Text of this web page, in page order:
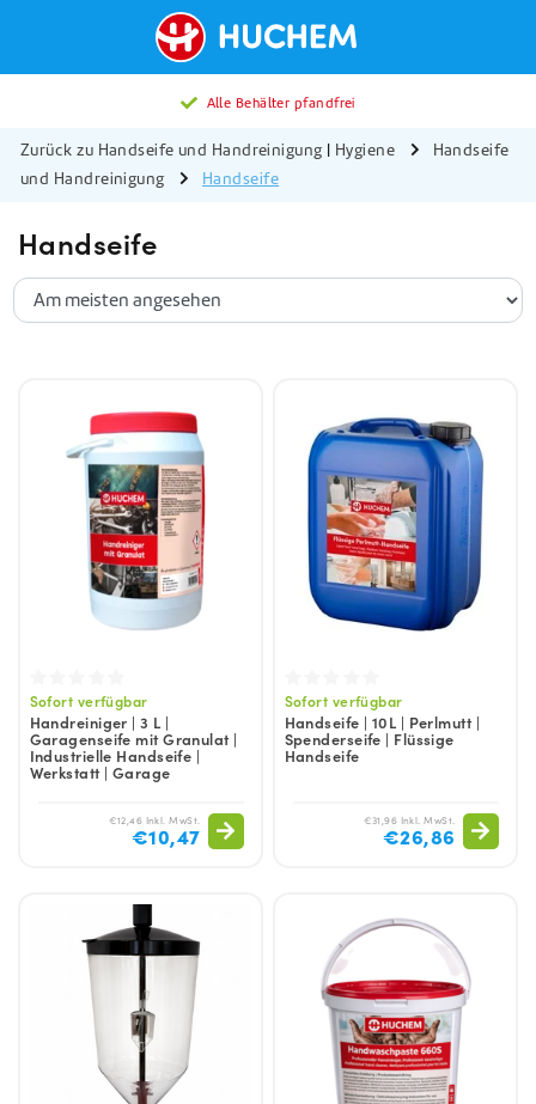
Alle Behälter pfandfrei
Zurück zu Handseife und Handreinigung| Hygiene
Handseife
und Handreinigung
Handseife
Handseife
Sofort verfügbar
Handreiniger | 3 L |
Garagenseife mit Granulat |
Industrielle Handseife |
Werkstatt | Garage
€12,46 Inkl. MwSt.
€10,47
Sofort verfügbar
Handseife | 10L | Perlmutt |
Spenderseife | Flüssige
Handseife
€31,96 Inkl. MwSt.
€26,86